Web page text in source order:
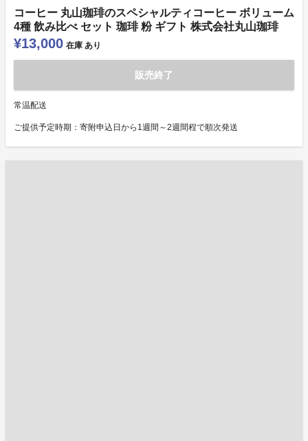
コーヒー 丸山珈琲のスペシャルティコーヒー ボリューム
4種 飲み比べ セット 珈琲 粉 ギフト 株式会社丸山珈琲
¥13,000 在庫 あり
販売終了
常温配送
ご提供予定時期：寄附申込日から1週間～2週間程で順次発送